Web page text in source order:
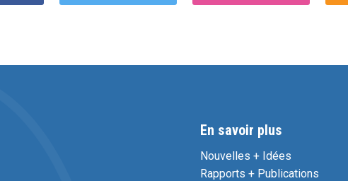
En savoir plus
Nouvelles + Idées
Rapports + Publications